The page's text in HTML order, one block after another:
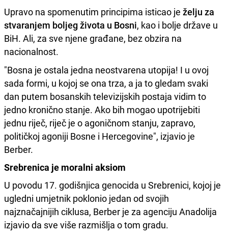
Upravo na spomenutim principima isticao je želju za
stvaranjem boljeg života u Bosni, kao i bolje države u
BiH. Ali, za sve njene građane, bez obzira na
nacionalnost.
"Bosna je ostala jedna neostvarena utopija! I u ovoj
sada formi, u kojoj se ona trza, a ja to gledam svaki
dan putem bosanskih televizijskih postaja vidim to
jedno kronično stanje. Ako bih mogao upotrijebiti
jednu riječ, riječ je o agoničnom stanju, zapravo,
političkoj agoniji Bosne i Hercegovine", izjavio je
Berber.
Srebrenica je moralni aksiom
U povodu 17. godišnjica genocida u Srebrenici, kojoj je
ugledni umjetnik poklonio jedan od svojih
najznačajnijih ciklusa, Berber je za agenciju Anadolija
izjavio da sve više razmišlja o tom gradu.